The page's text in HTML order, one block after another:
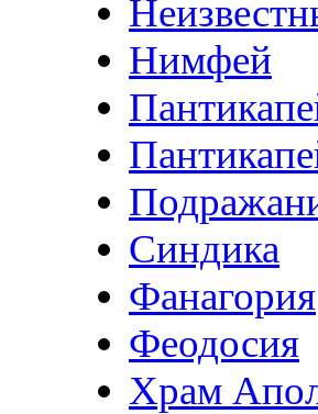
Нимфей
Синдика
Фанагория
Феодосия
Храм